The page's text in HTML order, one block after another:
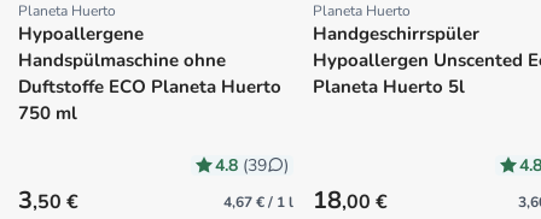
Proveedor:
Planeta Huerto
Hypoallergene
Handspülmaschine ohne
Duftstoffe ECO Planeta Huerto
750 ml
4.8 (39 )
Precio habitual
3,50 € 4,67 € / 1 l
Proveedor:
Planeta Huerto
Handgeschirrspüler
Hypoallergen Unscented
Planeta Huerto 5l
Precio habitual
18,00 €